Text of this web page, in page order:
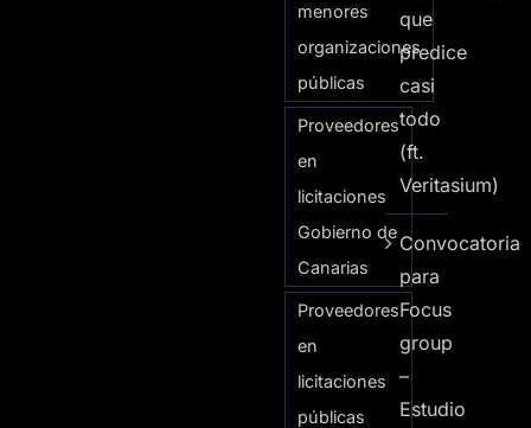
menores
organizaciones
públicas
Proveedores
en
licitaciones
Gobierno de
Canarias
Proveedores
en
licitaciones
públicas
que
predice
casi
todo
(ft.
Veritasium)
Convocatoria
para
Focus
group
–
Estudio